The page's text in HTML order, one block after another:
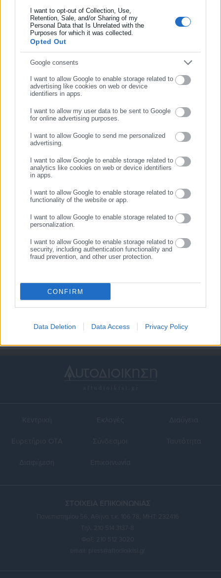
I want to opt-out of Collection, Use,
Retention, Sale, and/or Sharing of my
Personal Data that Is Unrelated with the
Purposes for which it was collected.
Opted Out
Google consents
I want to allow Google to enable storage related to
advertising like cookies on web or device
identifiers in apps.
I want to allow my user data to be sent to Google
for online advertising purposes.
I want to allow Google to send me personalized
advertising.
I want to allow Google to enable storage related to
analytics like cookies on web or device identifiers
in apps.
I want to allow Google to enable storage related to
functionality of the website or app.
I want to allow Google to enable storage related to
personalization.
I want to allow Google to enable storage related to
security, including authentication functionality and
fraud prevention, and other user protection.
CONFIRM
Data Deletion Data Access Privacy Policy
διαδραστικής ενημέρωσης και επικοινωνίας μεταξύ της
Περιφέρειας και του Κέντρου. Καθημερινά δέχεται
εκατοντάδες χιλιάδες επισκέψεις από εργαζόμενους στο
δημόσιο και ιδιωτικό τομέα, πολιτικούς, αιρετούς της
Αυτοδιοίκησης, επιχειρηματίες και, κυρίως, πολίτες που
ενδιαφέρονται για τοπικά, εργασιακά, ασφαλιστικά αλλά και
για γενικότερα θέματα της επικαιρότητας.
Προτεινόμενα άρθρα
06.08.2026 | 20:59
καταγγελίες κατάληψης
δρόμων και πεζοδρομίων
06.08.2026 | 16:29
Μελέτη-σοκ για τους
Δήμους: “Ωρολογιακή βόμβα”
χρηματοδοτικό έλλειμμα
Σχετικά άρθρα
19.01.2017 | 10:18
Πατρών
16.01.2017 | 11:35
Πατρών
Συμπλήρωσε επώνυμο
Συμπλήρωσε email